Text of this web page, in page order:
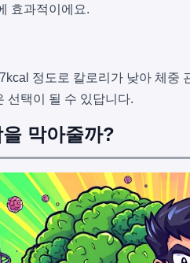
효과적이에요.
정도로 칼로리가 낮아 체중
선택이 될 수 있답니다.
막아줄까?